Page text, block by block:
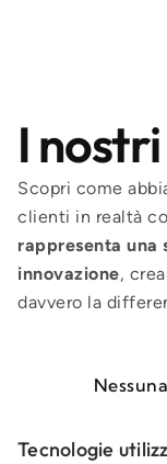
I
Scopri come
clienti in realtà
rappresenta una
innovazione,
davvero la
Tecnologie